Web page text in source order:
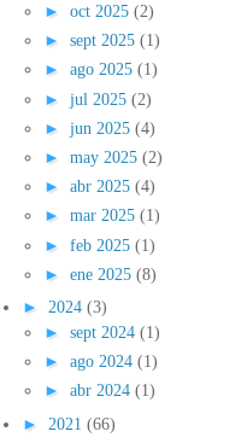
► oct 2025 (2)
► sept 2025 (1)
► ago 2025 (1)
► jul 2025 (2)
► jun 2025 (4)
► may 2025 (2)
► abr 2025 (4)
► mar 2025 (1)
► feb 2025 (1)
► ene 2025 (8)
► 2024 (3)
► sept 2024 (1)
► ago 2024 (1)
► abr 2024 (1)
► 2021 (66)